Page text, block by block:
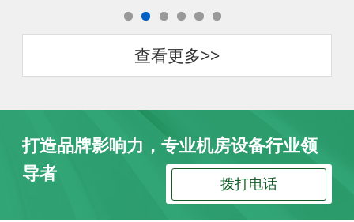
查看更多>>
打造品牌影响力，专业机房设备行业领
导者
拨打电话